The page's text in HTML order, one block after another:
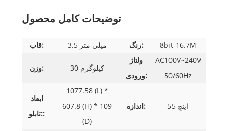
توضیحات کامل محصول
قاب: 3.5 میلی متر رنگ: 8bit-16.7M
وزن: 30 کیلوگرم
ولتاژ
ورودی:
AC100V~240V
50/60Hz
ابعاد
تابلو::
1077.58 (L) *
607.8 (H) * 109
(D)
اندازه: 55 اینچ